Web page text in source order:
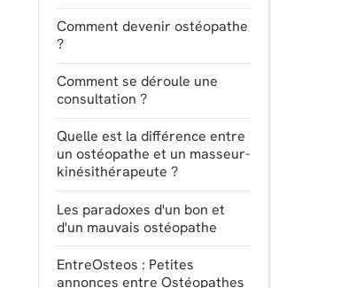
Comment devenir ostéopathe
?
Comment se déroule une
consultation ?
Quelle est la différence entre
un ostéopathe et un masseur-
kinésithérapeute ?
Les paradoxes d'un bon et
d'un mauvais ostéopathe
EntreOsteos : Petites
annonces entre Ostéopathes